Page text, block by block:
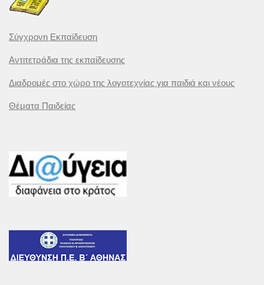
Σύγχρονη Εκπαίδευση
Αντιτετράδια της εκπαίδευσης
Διαδρομές στο χώρο της λογοτεχνίας για παιδιά και νέους
Θέματα Παιδείας